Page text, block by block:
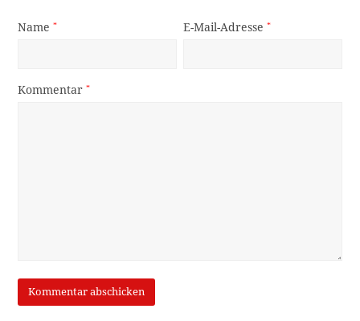
Name* E-Mail-Adresse*
Kommentar*